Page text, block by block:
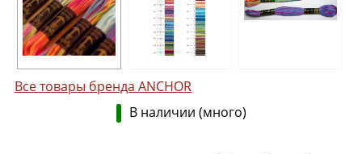
Все товары бренда ANCHOR
В наличии (много)